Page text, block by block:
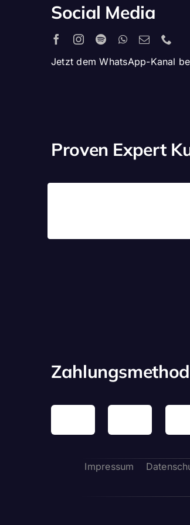
Social Media
Jetzt dem WhatsApp-Kanal
Proven Expert
Impressum